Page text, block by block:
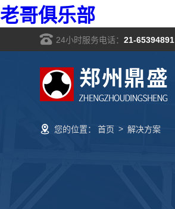
老哥俱乐部
24小时服务电话：21-65394891
您的位置： 首页 > 解决方案